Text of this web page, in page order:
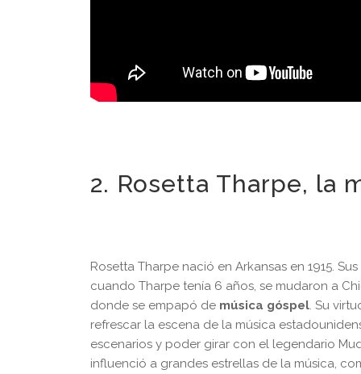
2. Rosetta Tharpe, la
Rosetta Tharpe nació en Arkansas en 1915.
cuando Tharpe tenía 6 años, se mudaron a
donde se empapó de música góspel. Su
refrescar la escena de la música
escenarios y poder girar con el legendario
influenció a grandes estrellas de la música,